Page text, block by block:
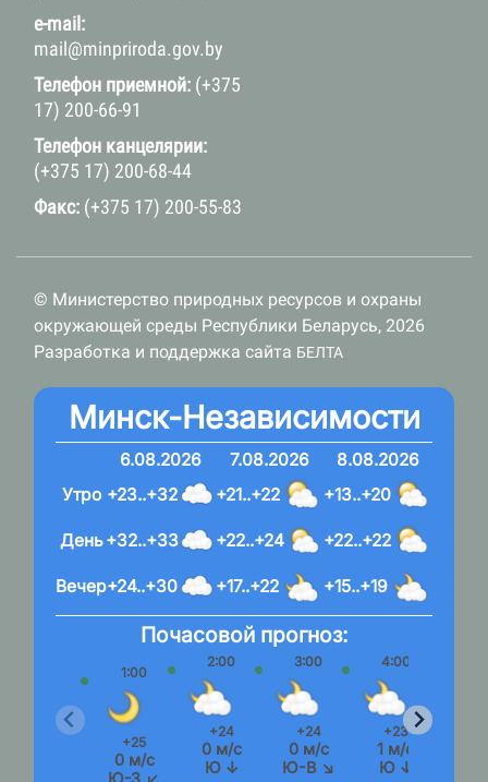
e-mail:
mail@minpriroda.gov.by
Телефон приемной: (+375
17) 200-66-91
Телефон канцелярии:
(+375 17) 200-68-44
Факс: (+375 17) 200-55-83
© Министерство природных ресурсов и охраны
окружающей среды Республики Беларусь, 2026
Разработка и поддержка сайта БЕЛТА
Минск-Независимости
6.08.2026
+23..+32
+32..+33
+24..+30
7.08.2026
+21..+22
+22..+24
+17..+22
8.08.2026
+13..+20
+22..+22
+15..+19
Вечер
День
Утро
Почасовой прогноз:
1:00
+25
0 м/с
Ю-З ↙
2:00
+24
0 м/с
Ю ↓
3:00
+24
0 м/с
Ю-В ↘
4:00
+23
1 м/с
Ю ↓